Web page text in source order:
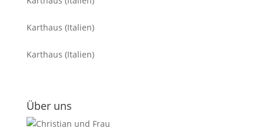
Karthaus (Italien)
Karthaus (Italien)
Über uns